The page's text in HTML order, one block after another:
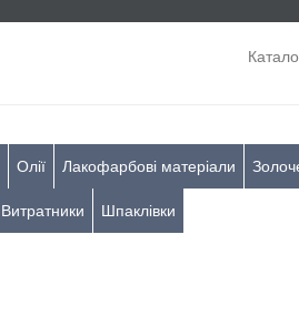
Олії Лакофарбові матеріали
Витратники Шпаклівки